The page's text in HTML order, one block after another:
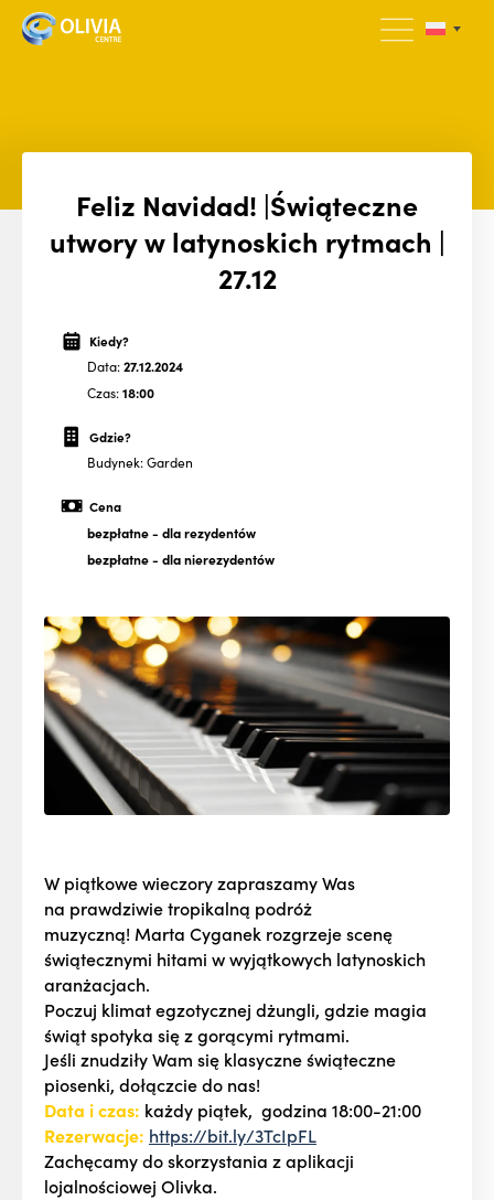
Feliz Navidad! |Świąteczne
utwory w latynoskich rytmach |
27.12
Kiedy?
Data:27.12.2024
Czas:18:00
Gdzie?
Budynek: Garden
Cena
bezpłatne- dla rezydentów
bezpłatne- dla nierezydentów
W piątkowe wieczory zapraszamy Was
na prawdziwie tropikalną podróż
muzyczną! Marta Cyganek rozgrzeje scenę
świątecznymi hitami w wyjątkowych latynoskich
aranżacjach.
Poczuj klimat egzotycznej dżungli, gdzie magia
świąt spotyka się z gorącymi rytmami.
Jeśli znudziły Wam się klasyczne świąteczne
piosenki, dołączcie do nas!
Data i czas: każdy piątek, godzina 18:00-21:00
Rezerwacje: https://bit.ly/3TcIpFL
Zachęcamy do skorzystania z aplikacji
lojalnościowej Olivka.